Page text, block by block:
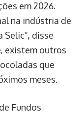
em 2026.
na indústria de
Selic”, disse
existem outros
que
meses.
Fundos